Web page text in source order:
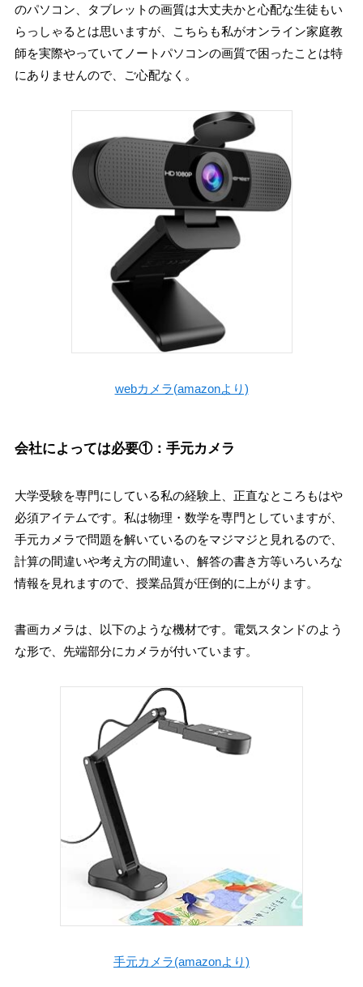
のパソコン、タブレットの画質は大丈夫かと心配な生徒もい
らっしゃるとは思いますが、こちらも私がオンライン家庭教
師を実際やっていてノートパソコンの画質で困ったことは特
にありませんので、ご心配なく。
webカメラ(amazonより)
会社によっては必要①：手元カメラ
大学受験を専門にしている私の経験上、正直なところもはや
必須アイテムです。私は物理・数学を専門としていますが、
手元カメラで問題を解いているのをマジマジと見れるので、
計算の間違いや考え方の間違い、解答の書き方等いろいろな
情報を見れますので、授業品質が圧倒的に上がります。
書画カメラは、以下のような機材です。電気スタンドのよう
な形で、先端部分にカメラが付いています。
手元カメラ(amazonより)